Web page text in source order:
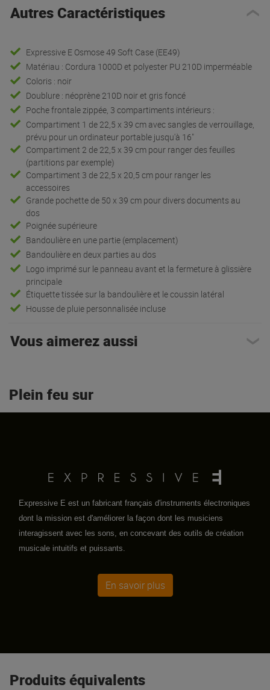
Autres Caractéristiques
Expressive E Osmose 49 Soft Case (EE49)
Matériau : Cordura 1000D et polyester PU 210D imperméable
Coloris : noir
Doublure : néoprène 210D noir et gris foncé
Poche frontale zippée, 3 compartiments intérieurs :
Compartiment 1 de 22,5 x 39 cm avec sangles de verrouillage,
prévu pour un ordinateur portable jusqu'à 16"
Compartiment 2 de 22,5 x 39 cm pour ranger des feuilles
(partitions par exemple)
Compartiment 3 de 22,5 x 20,5 cm pour ranger les
accessoires
Grande pochette de 50 x 39 cm pour divers documents au
dos
Poignée supérieure
Bandoulière en une partie (emplacement)
Bandoulière en deux parties au dos
Logo imprimé sur le panneau avant et la fermeture à glissière
principale
Étiquette tissée sur la bandoulière et le coussin latéral
Housse de pluie personnalisée incluse
Vous aimerez aussi
Plein feu sur
Expressive E est un fabricant français d'instruments électroniques
dont la mission est d'améliorer la façon dont les musiciens
interagissent avec les sons, en concevant des outils de création
musicale intuitifs et puissants.
En savoir plus
Produits équivalents